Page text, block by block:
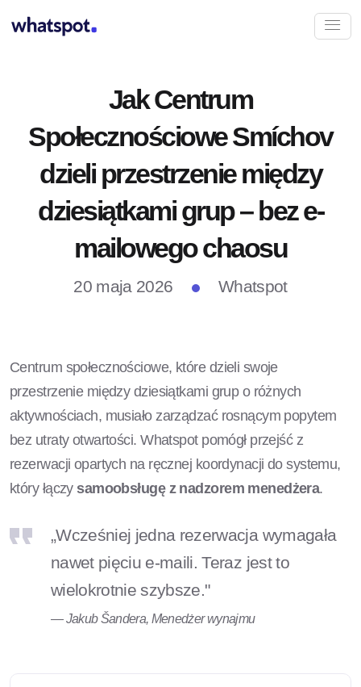
Jak Centrum
Społecznościowe Smíchov
dzieli przestrzenie między
dziesiątkami grup – bez e-
mailowego chaosu
20 maja 2026 Whatspot
Centrum społecznościowe, które dzieli swoje
przestrzenie między dziesiątkami grup o różnych
aktywnościach, musiało zarządzać rosnącym popytem
bez utraty otwartości. Whatspot pomógł przejść z
rezerwacji opartych na ręcznej koordynacji do systemu,
który łączy samoobsługę z nadzorem menedżera.
„Wcześniej jedna rezerwacja wymagała
nawet pięciu e-maili. Teraz jest to
wielokrotnie szybsze."
— Jakub Šandera, Menedżer wynajmu